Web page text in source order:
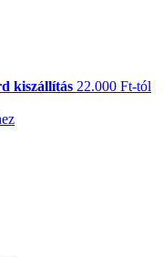
kiszállítás 22.000 Ft-tól